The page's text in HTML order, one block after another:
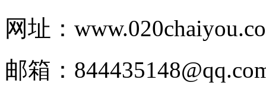
网址：
邮箱：